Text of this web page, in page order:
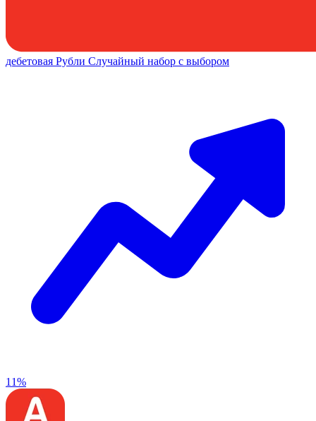
дебетовая Рубли Случайный набор с выбором
11%